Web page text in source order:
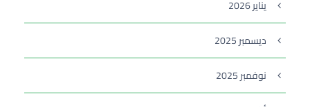
يناير 2026
ديسمبر 2025
نوفمبر 2025